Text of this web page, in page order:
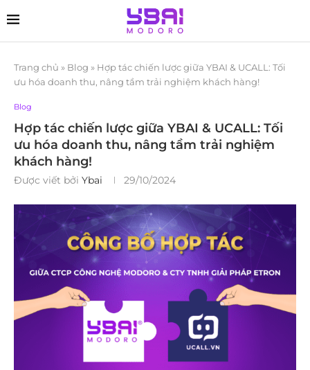
Trang chủ » Blog » Hợp tác chiến lược giữa YBAI & UCALL: Tối
ưu hóa doanh thu, nâng tầm trải nghiệm khách hàng!
Blog
Hợp tác chiến lược giữa YBAI & UCALL: Tối
ưu hóa doanh thu, nâng tầm trải nghiệm
khách hàng!
Được viết bởi Ybai 29/10/2024